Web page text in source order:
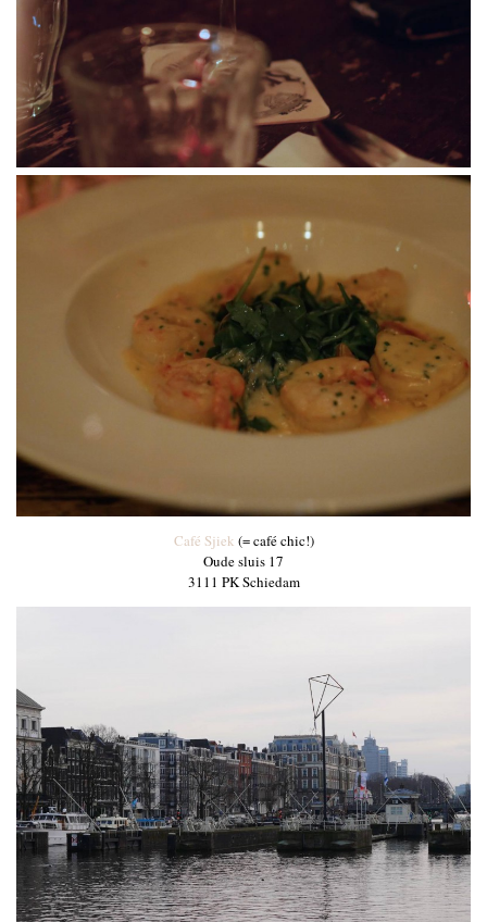
Café Sjiek (= café chic!)
Oude sluis 17
3111 PK Schiedam